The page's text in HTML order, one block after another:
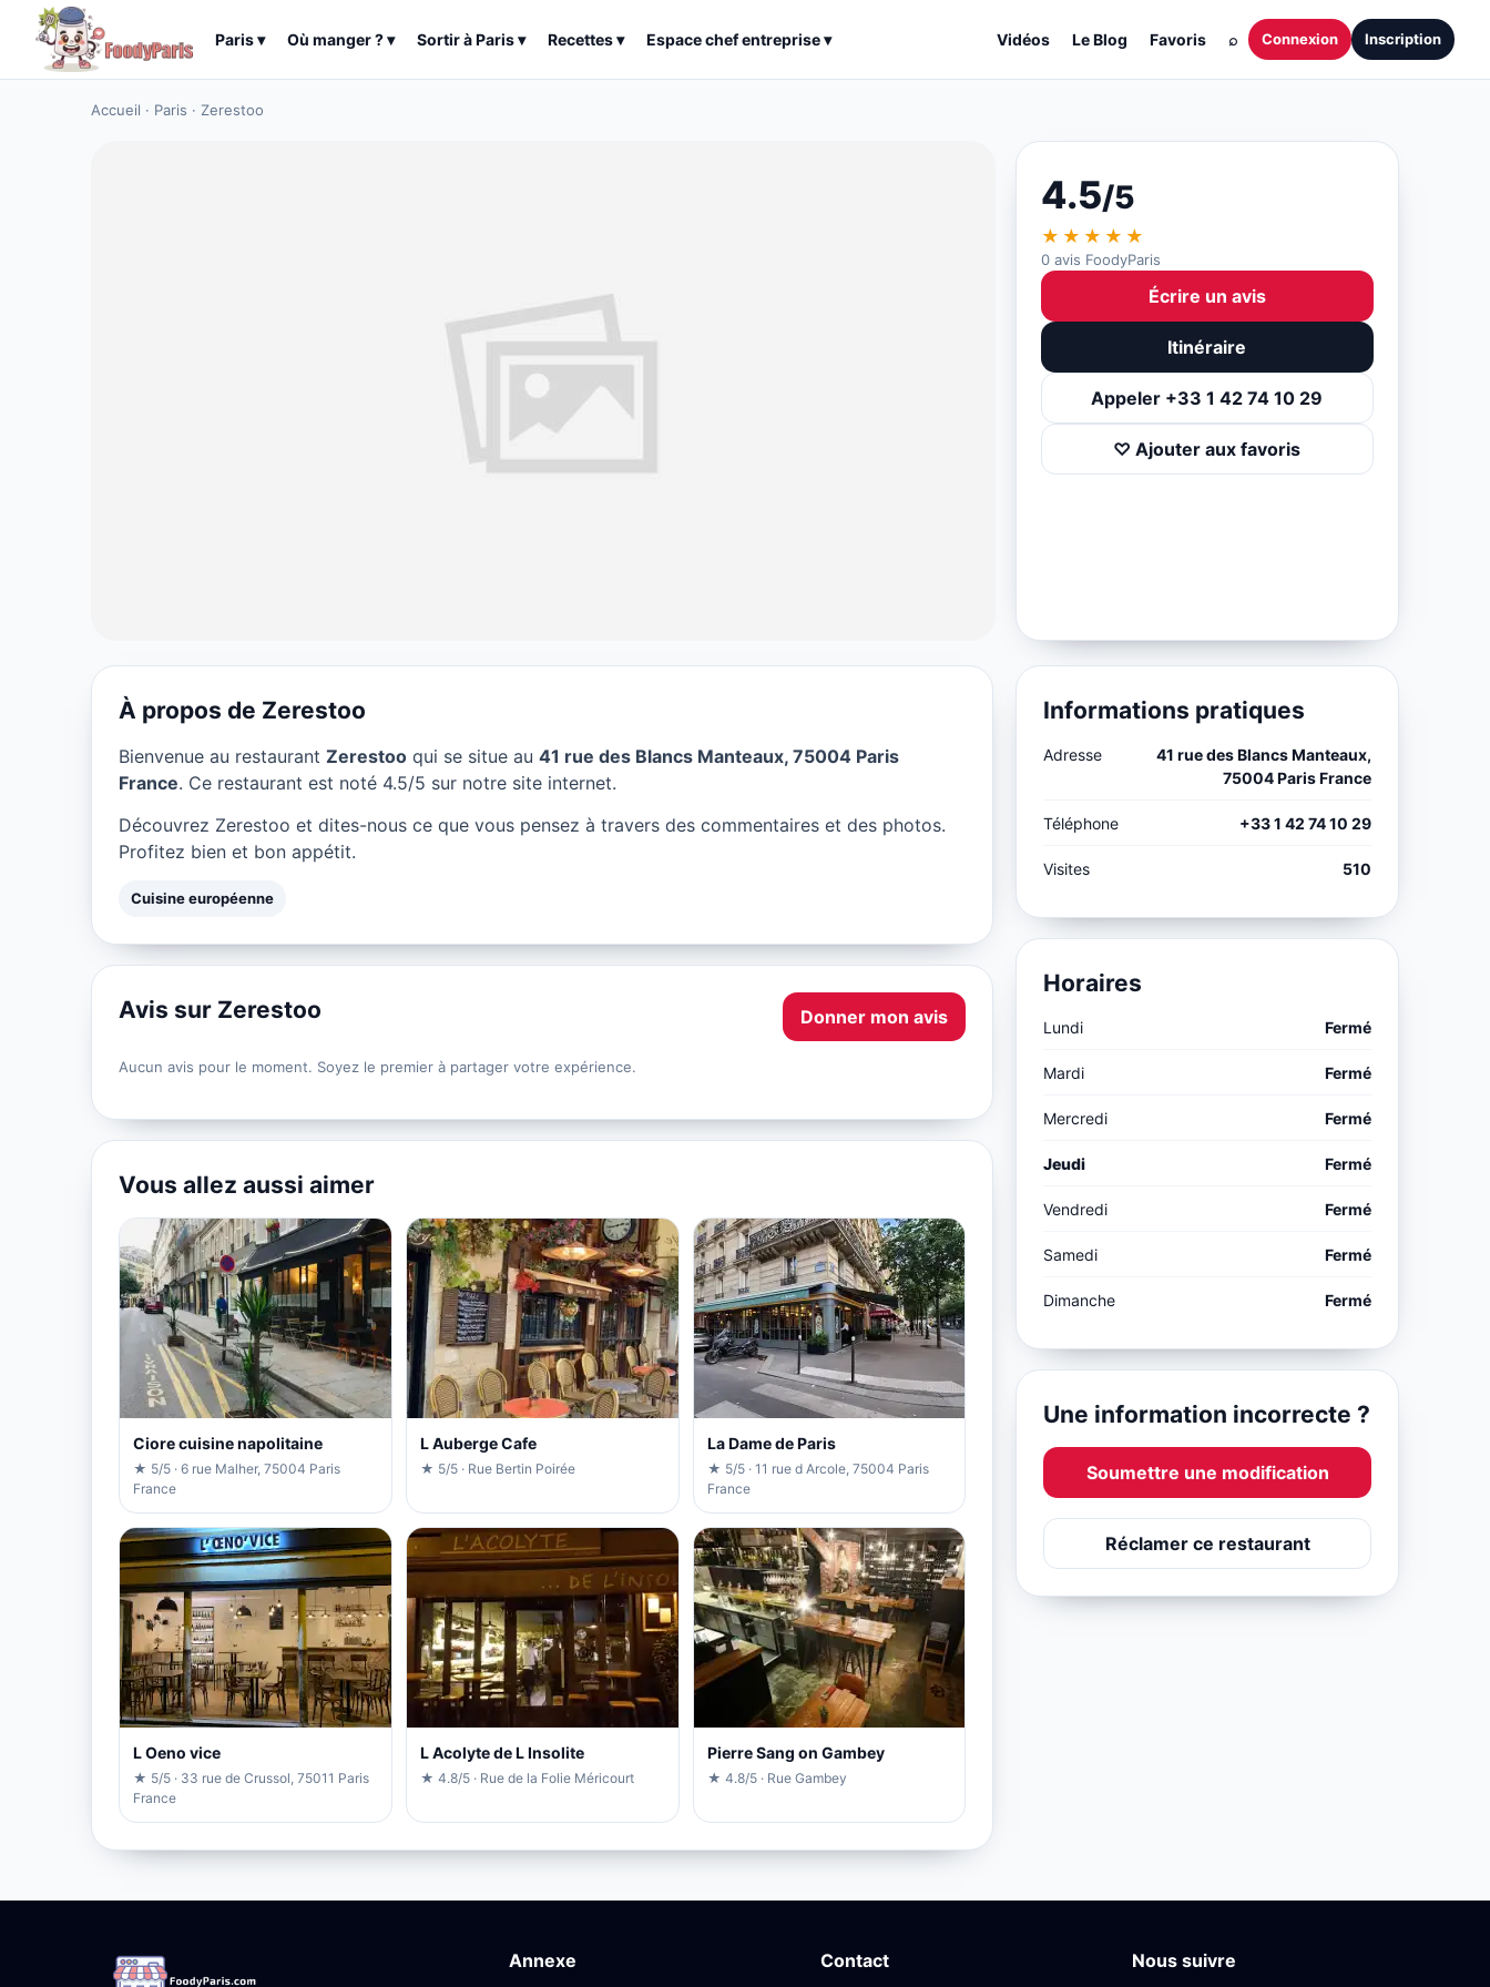
Paris▾ Où manger ?▾ Sortir àParis▾ Recettes▾ Espace chef entreprise▾ Vidéos Le Blog Favoris ⌕ Connexion Inscription
Accueil · Paris · Zerestoo
Zerestoo à Paris
★ 4.5/5
4.5/5
★★★★★
0 avis FoodyParis
Écrire un avis
Itinéraire
Appeler +33 1 42 74 10 29
♡ Ajouter aux favoris
À propos de Zerestoo
Bienvenue au restaurant Zerestoo qui se situe au 41 rue des Blancs Manteaux, 75004 Paris
France. Ce restaurant est noté 4.5/5 sur notre site internet.
Découvrez Zerestoo et dites-nous ce que vous pensez à travers des commentaires et des photos.
Profitez bien et bon appétit.
Cuisine européenne
Avis sur Zerestoo Donner mon avis
Aucun avis pour le moment. Soyez le premier à partager votre expérience.
Vous allez aussi aimer
Ciore cuisine napolitaine
★ 5/5 · 6 rue Malher, 75004 Paris
France
L Auberge Cafe
★ 5/5 · Rue Bertin Poirée
La Dame de Paris
★ 5/5 · 11 rue d Arcole, 75004 Paris
France
L Oeno vice
★ 5/5 · 33 rue de Crussol, 75011 Paris
France
L Acolyte de L Insolite
★ 4.8/5 · Rue de la Folie Méricourt
Pierre Sang on Gambey
★ 4.8/5 · Rue Gambey
Informations pratiques
Adresse
41 rue des Blancs Manteaux,
75004 Paris France
Téléphone +33 1 42 74 10 29
Visites 510
Horaires
Lundi Fermé
Mardi Fermé
Mercredi Fermé
Jeudi Fermé
Vendredi Fermé
Samedi Fermé
Dimanche Fermé
Une information incorrecte ?
Soumettre une modification
Réclamer ce restaurant
Annexe Contact Nous suivre